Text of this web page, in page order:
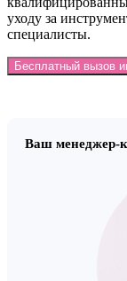
уходу за
специалисты.
Бесплатный вызов
Ваш менеджер-